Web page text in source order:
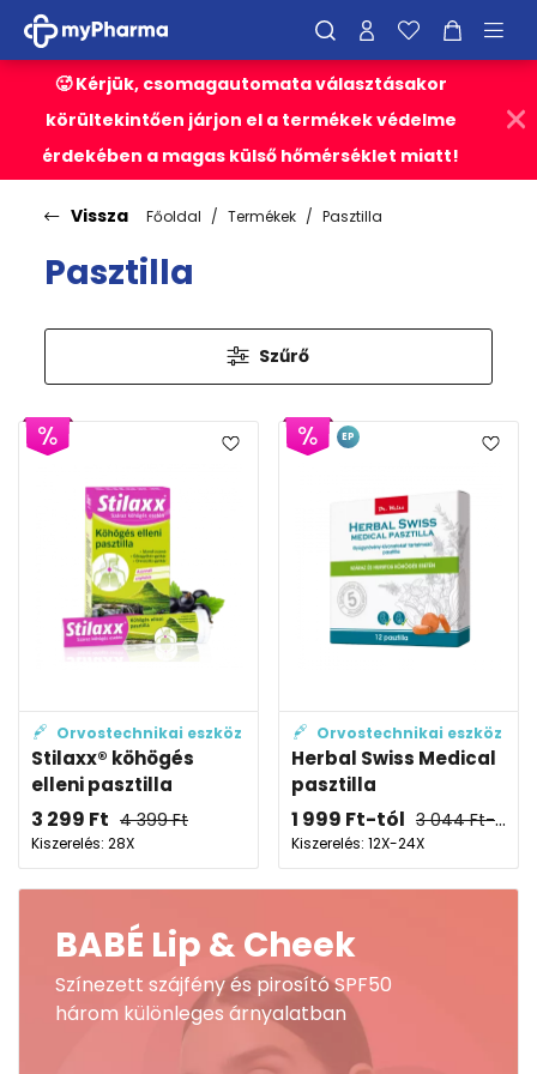
🥵 Kérjük, csomagautomata választásakor
körültekintően járjon el a termékek védelme
érdekében a magas külső hőmérséklet miatt!
Vissza Főoldal Termékek Pasztilla
Pasztilla
Szűrő
Orvostechnikai eszköz
Stilaxx® köhögés
elleni pasztilla
3 299 Ft 4 399Ft
Kiszerelés: 28X
Orvostechnikai eszköz
Herbal Swiss Medical
pasztilla
1 999 Ft-tól 3 044Ft-tól
Kiszerelés: 12X-24X
EP
BABÉ Lip & Cheek
Színezett szájfény és pirosító SPF50
három különleges árnyalatban